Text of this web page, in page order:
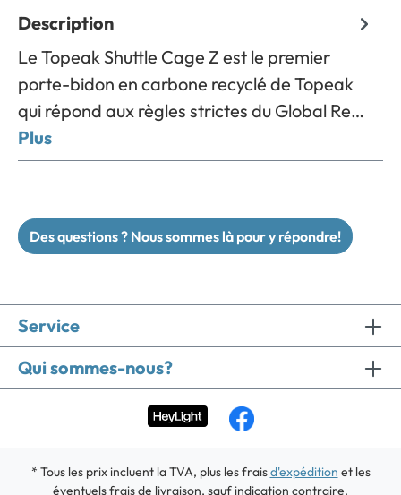
Description
Le Topeak Shuttle Cage Z est le premier
porte-bidon en carbone recyclé de Topeak
qui répond aux règles strictes du Global Re…
Plus
Des questions ? Nous sommes là pour y répondre!
Service
Qui sommes-nous?
* Tous les prix incluent la TVA, plus les fraisd'expédition et les
éventuels frais de livraison, sauf indication contraire.